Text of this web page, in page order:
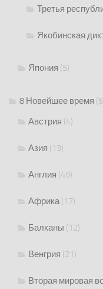
Третья
Якобинская
Япония (5)
8 Новейшее время
Австрия (4)
Азия (13)
Англия (49)
Африка(17)
Балканы (12)
Венгрия (21)
Вторая мировая